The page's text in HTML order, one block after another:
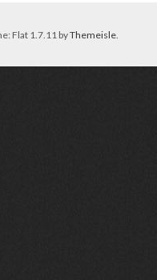
Flat 1.7.11 byThemeisle.